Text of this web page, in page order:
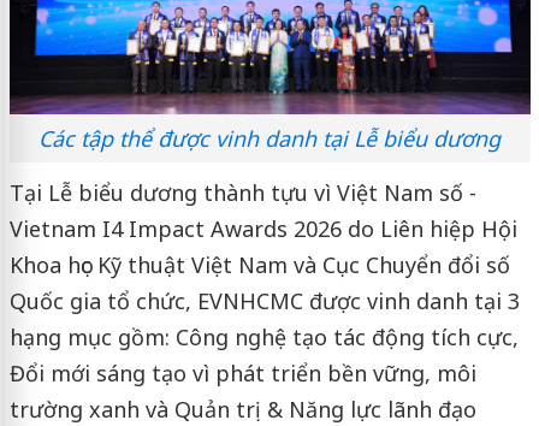
Các tập thể được vinh danh tại Lễ biểu dương
Tại Lễ biểu dương thành tựu vì Việt Nam số -
Vietnam I4 Impact Awards 2026 do Liên hiệp Hội
Khoa học Kỹ thuật Việt Nam và Cục Chuyển đổi số
Quốc gia tổ chức, EVNHCMC được vinh danh tại 3
hạng mục gồm: Công nghệ tạo tác động tích cực,
Đổi mới sáng tạo vì phát triển bền vững, môi
trường xanh và Quản trị & Năng lực lãnh đạo